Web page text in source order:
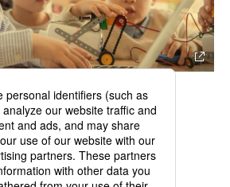
採用トップを見る